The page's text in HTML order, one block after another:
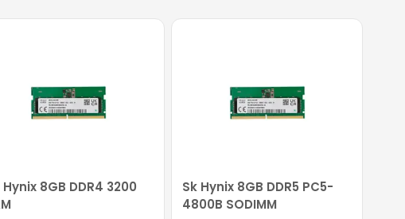
Hynix 8GB DDR4 3200
Sk Hynix 8GB DDR5 PC5-
4800B SODIMM